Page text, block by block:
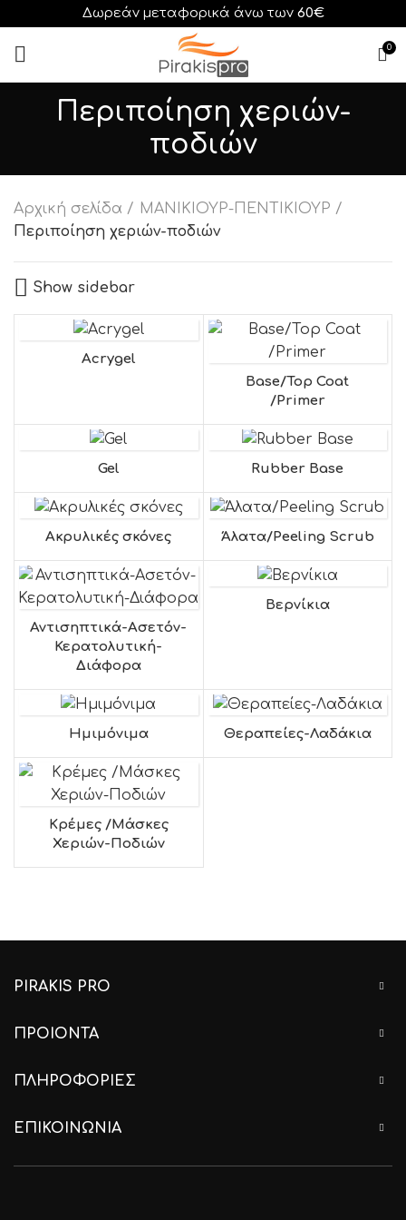
Δωρεάν μεταφορικά άνω των 60€
0
Περιποίηση χεριών-
ποδιών
Αρχική σελίδα
ΜΑΝΙΚΙΟΥΡ-ΠΕΝΤΙΚΙΟΥΡ
Περιποίηση χεριών-ποδιών
Show sidebar
Acrygel
Base/Top Coat
/Primer
Gel Rubber Base
Ακρυλικές σκόνες Άλατα/Peeling Scrub
Αντισηπτικά-Ασετόν-
Κερατολυτική-
Διάφορα
Βερνίκια
Ημιμόνιμα Θεραπείες-Λαδάκια
Κρέμες /Μάσκες
Χεριών-Ποδιών
PIRAKIS PRO
ΠΡΟΙΟΝΤΑ
ΠΛΗΡΟΦΟΡΙΕΣ
ΕΠΙΚΟΙΝΩΝΙΑ